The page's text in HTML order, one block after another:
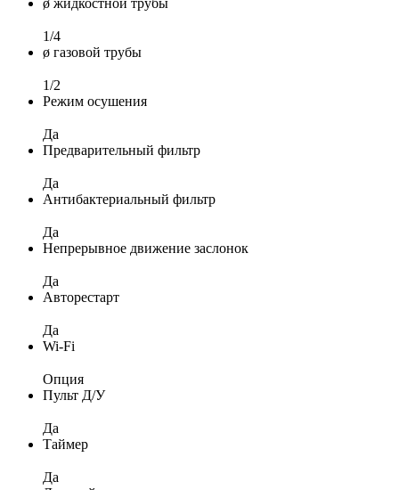
ø жидкостной трубы
1/4
ø газовой трубы
1/2
Режим осушения
Да
Предварительный фильтр
Да
Антибактериальный фильтр
Да
Непрерывное движение заслонок
Да
Авторестарт
Да
Wi-Fi
Опция
Пульт Д/У
Да
Таймер
Да